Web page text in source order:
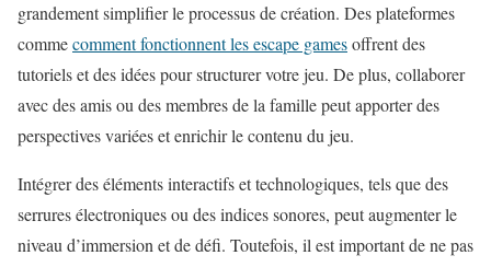
grandement simplifier le processus de création. Des plateformes
commecomment fonctionnent les escape gamesoffrent des
tutoriels et des idées pour structurer votre jeu. De plus, collaborer
avec des amis ou des membres de la famille peut apporter des
perspectives variées et enrichir le contenu du jeu.
Intégrer des éléments interactifs et technologiques, tels que des
serrures électroniques ou des indices sonores, peut augmenter le
niveau d’immersion et de défi. Toutefois, il est important de ne pas